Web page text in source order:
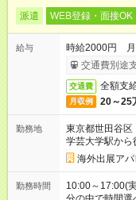
派遣 WEB登録・面接OK
給与
時給2000円 月
交通費別途
交通費 全額支
月収例 20～25
勤務地
東京都世田谷区
学芸大学駅から
海外出展ア
勤務時間
10:00～17:00(